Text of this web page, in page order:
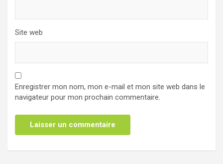
Site web
Enregistrer mon nom, mon e-mail et mon site web dans le
navigateur pour mon prochain commentaire.